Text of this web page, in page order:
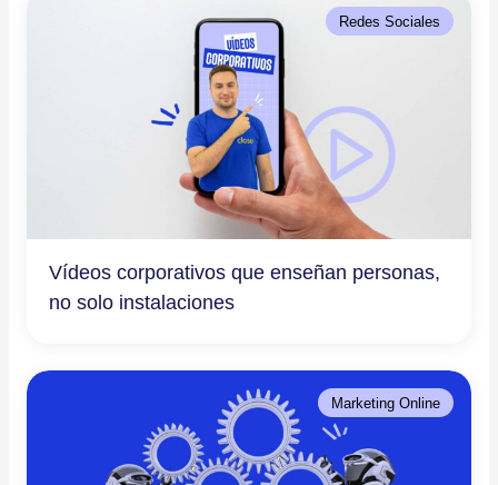
Redes Sociales
Vídeos corporativos que enseñan personas,
no solo instalaciones
Marketing Online